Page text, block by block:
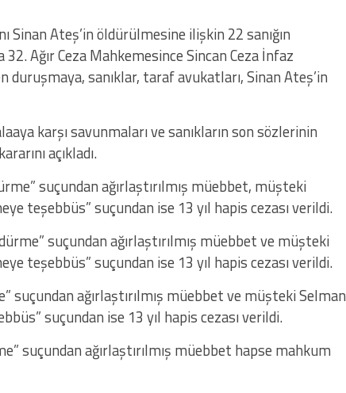
Sinan Ateş’in öldürülmesine ilişkin 22 sanığın
32. Ağır Ceza Mahkemesince Sincan Ceza İnfaz
duruşmaya, sanıklar, taraf avukatları, Sinan Ateş’in
karşı savunmaları ve sanıkların son sözlerinin
açıkladı.
suçundan ağırlaştırılmış müebbet, müşteki
teşebbüs” suçundan ise 13 yıl hapis cezası verildi.
suçundan ağırlaştırılmış müebbet ve müşteki
teşebbüs” suçundan ise 13 yıl hapis cezası verildi.
suçundan ağırlaştırılmış müebbet ve müşteki Selman
suçundan ise 13 yıl hapis cezası verildi.
suçundan ağırlaştırılmış müebbet hapse mahkum